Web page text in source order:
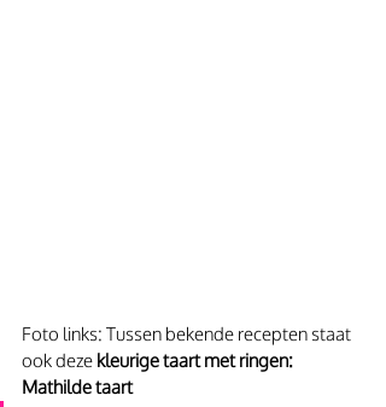
Foto links: Tussen bekende recepten staat
ook deze kleurige taart met ringen:
Mathilde taart